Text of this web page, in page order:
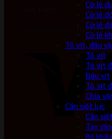
No products in the cart.
Cờ lê
Cờ lê
Cờ lê
Cờ lê
Tô vít, đầu
Tô vít
Tô vít
Đầu vít
Tô vít
Chìa
Cần siết lực
Cần
Tay vặn
Bộ